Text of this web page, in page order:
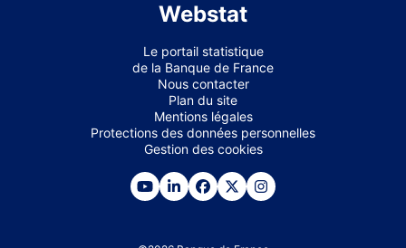
Webstat
Le portail statistique
de la Banque de France
Nous contacter
Plan du site
Mentions légales
Protections des données personnelles
Gestion des cookies